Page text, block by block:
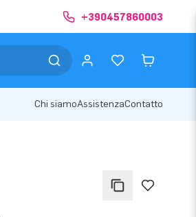
+390457860003
Chi siamoAssistenzaContatto